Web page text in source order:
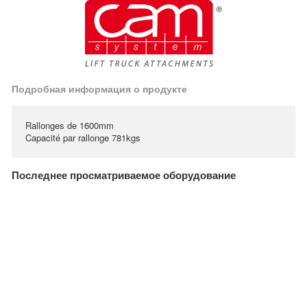
Подробная информация о продукте
Rallonges de 1600mm
Capacité par rallonge 781kgs
Последнее просматриваемое оборудование